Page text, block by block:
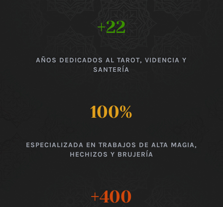
+22
AÑOS DEDICADOS AL TAROT, VIDENCIA Y
SANTERÍA
100%
ESPECIALIZADA EN TRABAJOS DE ALTA MAGIA,
HECHIZOS Y BRUJERÍA
+400